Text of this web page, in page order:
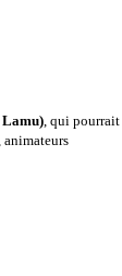
Lamu), qui pourrait
animateurs